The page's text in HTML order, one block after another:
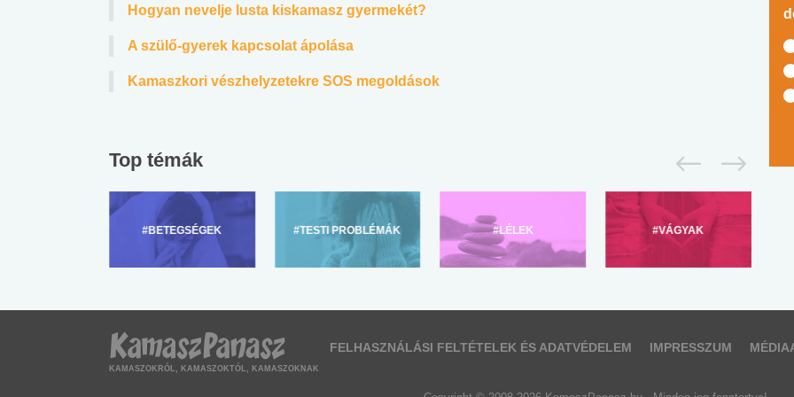
Hogyan nevelje lusta kiskamasz gyermekét?
A szülő-gyerek kapcsolat ápolása
Kamaszkori vészhelyzetekre SOS megoldások
Top témák
#BETEGSÉGEK #TESTI PROBLÉMÁK #LÉLEK #VÁGYAK
KAMASZOKRÓL, KAMASZOKTÓL, KAMASZOKNAK
FELHASZNÁLÁSI FELTÉTELEK ÉS ADATVÉDELEM IMPRESSZUM